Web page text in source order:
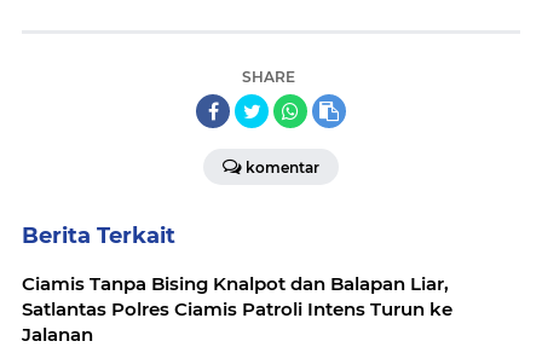
SHARE
komentar
Berita Terkait
Ciamis Tanpa Bising Knalpot dan Balapan Liar,
Satlantas Polres Ciamis Patroli Intens Turun ke
Jalanan